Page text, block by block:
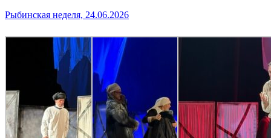
Рыбинская неделя, 24.06.2026